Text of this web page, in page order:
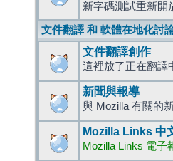
新字碼測試重新開
文件翻譯 和 軟體在地化討
文件翻譯創作
這裡放了正在翻譯
新聞與報導
與 Mozilla 有關的
Mozilla Links 中
Mozilla Links 電子